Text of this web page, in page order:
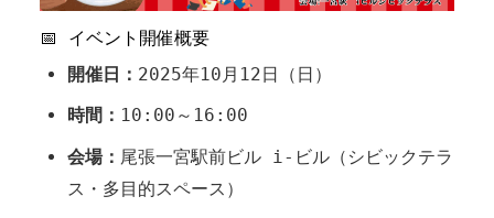
📅 イベント開催概要
開催日： 2025年10月12日（日）
時間： 10:00～16:00
会場： 尾張一宮駅前ビル i-ビル（シビックテラ
ス・多目的スペース）